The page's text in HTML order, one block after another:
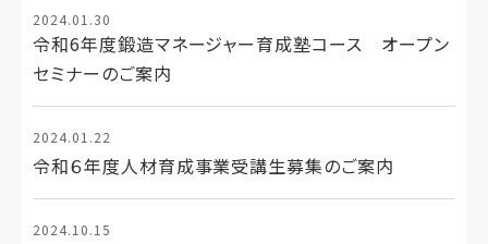
2024.01.30
令和6年度鍛造マネージャー育成塾コース オープン
セミナーのご案内
2024.01.22
令和６年度人材育成事業受講生募集のご案内
2024.10.15